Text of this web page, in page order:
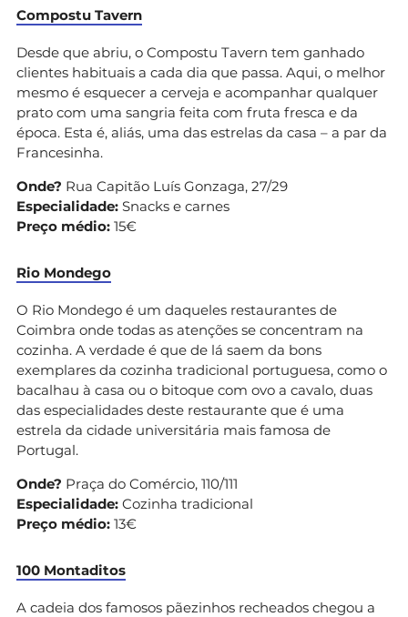
Compostu Tavern
Desde que abriu, o Compostu Tavern tem ganhado
clientes habituais a cada dia que passa. Aqui, o melhor
mesmo é esquecer a cerveja e acompanhar qualquer
prato com uma sangria feita com fruta fresca e da
época. Esta é, aliás, uma das estrelas da casa – a par da
Francesinha.
Onde? Rua Capitão Luís Gonzaga, 27/29
Especialidade: Snacks e carnes
Preço médio: 15€
Rio Mondego
O Rio Mondego é um daqueles restaurantes de
Coimbra onde todas as atenções se concentram na
cozinha. A verdade é que de lá saem da bons
exemplares da cozinha tradicional portuguesa, como o
bacalhau à casa ou o bitoque com ovo a cavalo, duas
das especialidades deste restaurante que é uma
estrela da cidade universitária mais famosa de
Portugal.
Onde? Praça do Comércio, 110/111
Especialidade: Cozinha tradicional
Preço médio: 13€
100 Montaditos
A cadeia dos famosos pãezinhos recheados chegou a